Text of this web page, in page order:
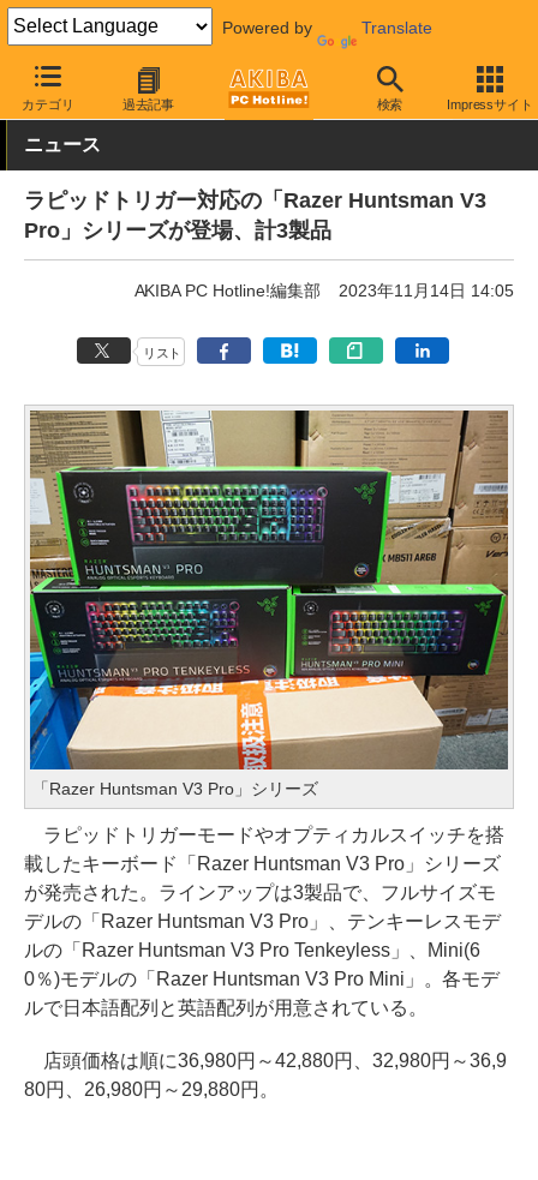
Powered by Translate
カテゴリ 過去記事 検索 Impressサイト
AKIBA PC Hotline! PC周辺機器 キーボード Razer
ニュース
ラピッドトリガー対応の「Razer Huntsman V3
Pro」シリーズが登場、計3製品
AKIBA PC Hotline!編集部 2023年11月14日 14:05
リスト
「Razer Huntsman V3 Pro」シリーズ
ラピッドトリガーモードやオプティカルスイッチを搭
載したキーボード「Razer Huntsman V3 Pro」シリーズ
が発売された。ラインアップは3製品で、フルサイズモ
デルの「Razer Huntsman V3 Pro」、テンキーレスモデ
ルの「Razer Huntsman V3 Pro Tenkeyless」、Mini(6
0％)モデルの「Razer Huntsman V3 Pro Mini」。各モデ
ルで日本語配列と英語配列が用意されている。
店頭価格は順に36,980円～42,880円、32,980円～36,9
80円、26,980円～29,880円。